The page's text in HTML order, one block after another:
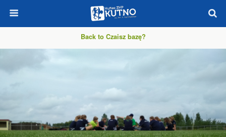
Back to Czaisz bazę?